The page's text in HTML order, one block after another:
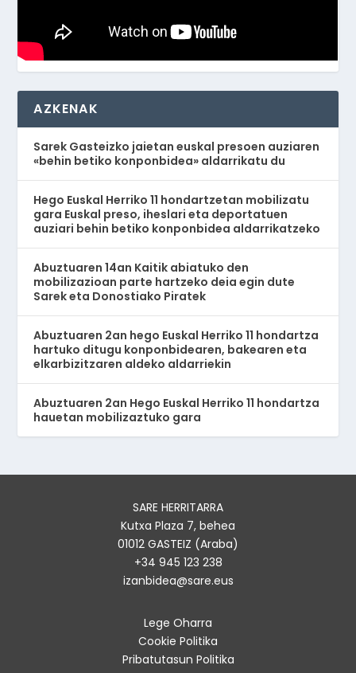
AZKENAK
Sarek Gasteizko jaietan euskal presoen auziaren
«behin betiko konponbidea» aldarrikatu du
Hego Euskal Herriko 11 hondartzetan mobilizatu
gara Euskal preso, iheslari eta deportatuen
auziari behin betiko konponbidea aldarrikatzeko
Abuztuaren 14an Kaitik abiatuko den
mobilizazioan parte hartzeko deia egin dute
Sarek eta Donostiako Piratek
Abuztuaren 2an hego Euskal Herriko 11 hondartza
hartuko ditugu konponbidearen, bakearen eta
elkarbizitzaren aldeko aldarriekin
Abuztuaren 2an Hego Euskal Herriko 11 hondartza
hauetan mobilizaztuko gara
SARE HERRITARRA
Kutxa Plaza 7, behea
01012 GASTEIZ (Araba)
+34 945 123 238
izanbidea@sare.eus
Lege Oharra
Cookie Politika
Pribatutasun Politika